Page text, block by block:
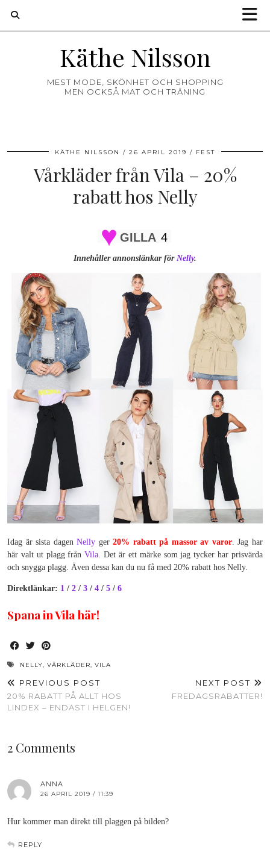
Käthe Nilsson
MEST MODE, SKÖNHET OCH SHOPPING
MEN OCKSÅ MAT OCH TRÄNING
KÄTHE NILSSON 26 APRIL 2019 FEST
Vårkläder från Vila – 20%
rabatt hos Nelly
GILLA 4
Innehåller annonslänkar för Nelly.
Idag är sista dagenNelly ger20% rabatt på massor av varor. Jag har
här valt ut plagg frånVila. Det är ett märke som jag tycker har prisvärda
och snygga plagg. Även dessa kan du nu få med 20% rabatt hos Nelly.
Direktlänkar: 1 / 2 / 3 / 4 / 5 / 6
Spana in Vila här!
NELLY, VÅRKLÄDER, VILA
PREVIOUS POST
20% RABATT PÅ ALLT HOS
LINDEX – ENDAST I HELGEN!
NEXT POST
FREDAGSRABATTER!
2 Comments
ANNA
26 APRIL 2019 / 11:39
Hur kommer man direkt till plaggen på bilden?
REPLY